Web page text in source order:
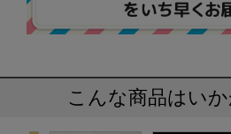
こんな商品はい